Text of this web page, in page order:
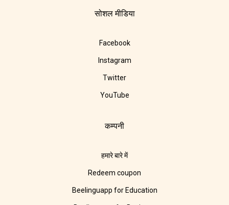
सोशल मीडिया
Facebook
Instagram
Twitter
YouTube
कम्पनी
हमारे बारे में
Redeem coupon
Beelinguapp for Education